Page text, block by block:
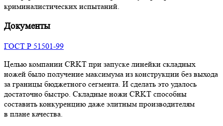
криминалистических испытаний.
Документы
ГОСТ Р 51501-99
Целью компании CRKT при запуске линейки складных
ножей было получение максимума из конструкции без выхода
за границы бюджетного сегмента. И сделать это удалось
достаточно быстро. Cкладные ножи CRKT способны
составить конкуренцию даже элитным производителям
в плане качества.